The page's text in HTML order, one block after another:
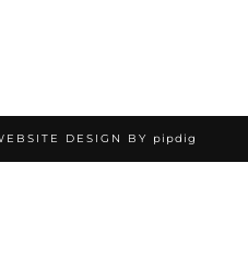
DESIGN BY pipdig